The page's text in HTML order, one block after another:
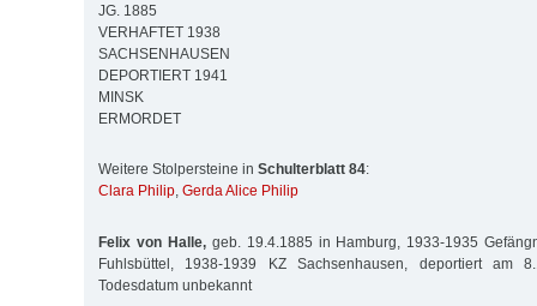
JG. 1885
VERHAFTET 1938
SACHSENHAUSEN
DEPORTIERT 1941
MINSK
ERMORDET
Weitere Stolpersteine in Schulterblatt 84:
Clara Philip, Gerda Alice Philip
Felix von Halle,geb. 19.4.1885 in Hamburg, 1933-1935
Fuhlsbüttel, 1938-1939 KZ Sachsenhausen, deportiert am
Todesdatum unbekannt